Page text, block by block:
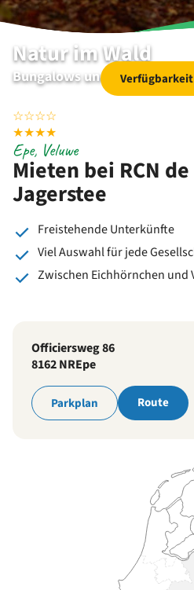
Natur im Wald
Bungalows und Mobilheime
☆☆☆☆
★★★★
Mieten bei RCN de
Jagerstee
Epe, Veluwe
Freistehende Unterkünfte
Viel Auswahl für jede
Zwischen Eichhörnchen und
Officiersweg 86
8162 NREpe
Parkplan Route